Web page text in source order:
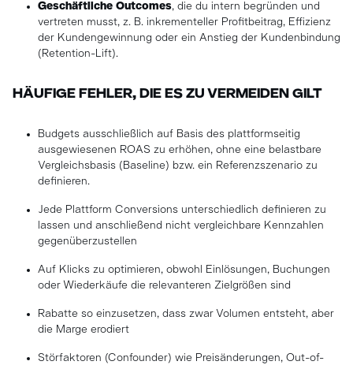
Geschäftliche Outcomes, die du intern begründen und
vertreten musst, z. B. inkrementeller Profitbeitrag, Effizienz
der Kundengewinnung oder ein Anstieg der Kundenbindung
(Retention-Lift).
HÄUFIGE FEHLER, DIE ES ZU VERMEIDEN GILT
Budgets ausschließlich auf Basis des plattformseitig
ausgewiesenen ROAS zu erhöhen, ohne eine belastbare
Vergleichsbasis (Baseline) bzw. ein Referenzszenario zu
definieren.
Jede Plattform Conversions unterschiedlich definieren zu
lassen und anschließend nicht vergleichbare Kennzahlen
gegenüberzustellen
Auf Klicks zu optimieren, obwohl Einlösungen, Buchungen
oder Wiederkäufe die relevanteren Zielgrößen sind
Rabatte so einzusetzen, dass zwar Volumen entsteht, aber
die Marge erodiert
Störfaktoren (Confounder) wie Preisänderungen, Out-of-